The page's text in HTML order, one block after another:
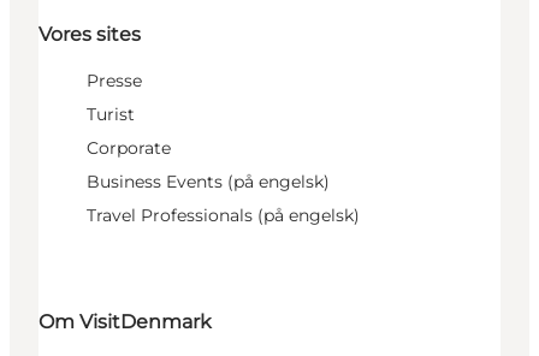
Vores sites
Presse
Turist
Corporate
Business Events (på engelsk)
Travel Professionals (på engelsk)
Om VisitDenmark